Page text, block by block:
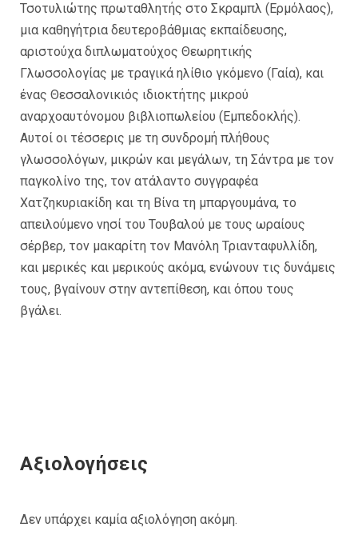
Τσοτυλιώτης πρωταθλητής στο Σκραμπλ (Ερμόλαος),
μια καθηγήτρια δευτεροβάθμιας εκπαίδευσης,
αριστούχα διπλωματούχος Θεωρητικής
Γλωσσολογίας με τραγικά ηλίθιο γκόμενο (Γαία), και
ένας Θεσσαλονικιός ιδιοκτήτης μικρού
αναρχοαυτόνομου βιβλιοπωλείου (Εμπεδοκλής).
Αυτοί οι τέσσερις με τη συνδρομή πλήθους
γλωσσολόγων, μικρών και μεγάλων, τη Σάντρα με τον
παγκολίνο της, τον ατάλαντο συγγραφέα
Χατζηκυριακίδη και τη Βίνα τη μπαργουμάνα, το
απειλούμενο νησί του Τουβαλού με τους ωραίους
σέρβερ, τον μακαρίτη τον Μανόλη Τριανταφυλλίδη,
και μερικές και μερικούς ακόμα, ενώνουν τις δυνάμεις
τους, βγαίνουν στην αντεπίθεση, και όπου τους
βγάλει.
Αξιολογήσεις
Δεν υπάρχει καμία αξιολόγηση ακόμη.